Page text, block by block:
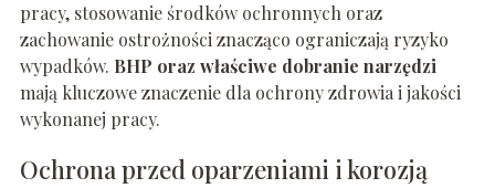
pracy, stosowanie środków ochronnych oraz
zachowanie ostrożności znacząco ograniczają ryzyko
wypadków. BHP oraz właściwe dobranie narzędzi
mają kluczowe znaczenie dla ochrony zdrowia i jakości
wykonanej pracy.
Ochrona przed oparzeniami i korozją